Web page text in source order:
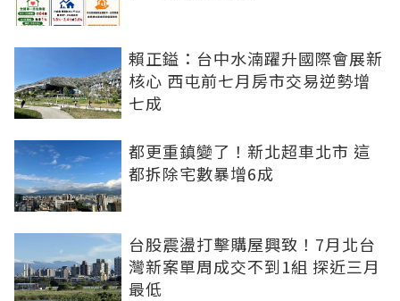
賴正鎰：台中水湳躍升國際會展新
核心 西屯前七月房市交易逆勢增
七成
都更重鎮變了！新北超車北市 這
都拆除宅數暴增6成
台股震盪打擊購屋興致！7月北台
灣新案單周成交不到1組 探近三月
最低